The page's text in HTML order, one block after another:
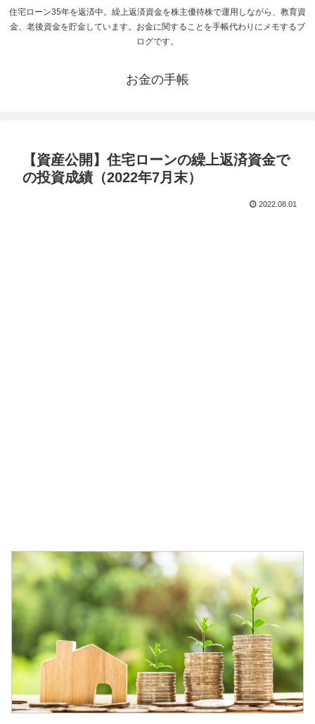
住宅ローン35年を返済中。繰上返済資金を株主優待株で運用しながら、教育資
金、老後資金を貯金しています。お金に関することを手帳代わりにメモするブ
ログです。
お金の手帳
【資産公開】住宅ローンの繰上返済資金で
の投資成績（2022年7月末）
2022.08.01